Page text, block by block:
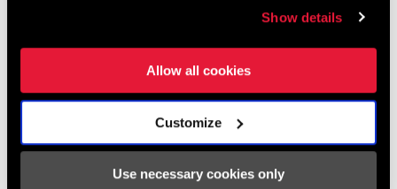
Show details
Allow all cookies
Customize
Use necessary cookies only
Une manette Single Click dédiée est nécessaire pour une
utilisation avec un VTTAE
VOIR PLUS DE CARACTÉRISTIQUES